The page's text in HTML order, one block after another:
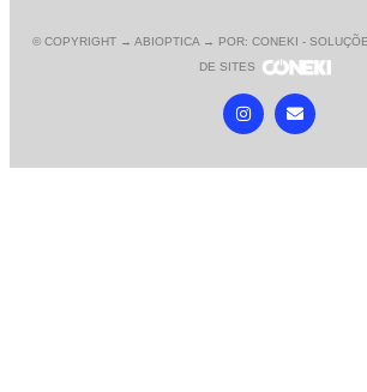
© COPYRIGHT → ABIOPTICA → POR: CONEKI -
DE SITES